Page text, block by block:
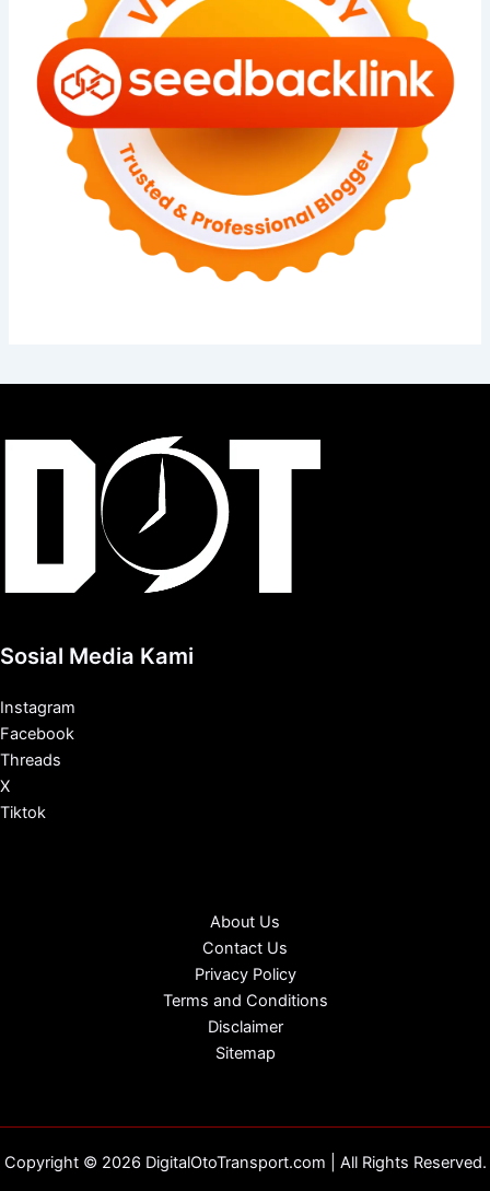
Sosial Media Kami
Instagram
Facebook
Threads
X
Tiktok
About Us
Contact Us
Privacy Policy
Terms and Conditions
Disclaimer
Sitemap
Copyright © 2026 DigitalOtoTransport.com | All Rights Reserved.